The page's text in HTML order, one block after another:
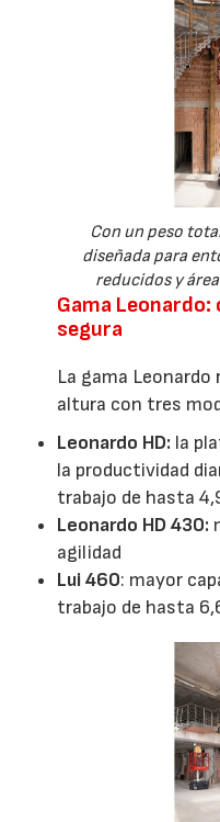
Con un peso
diseñada para
reducidos y
Gama
segura
La gama
altura con tres
Leonardo HD: la
la productividad
trabajo de hasta
Leonardo HD 430:
agilidad
Lui 460: mayor
trabajo de hasta